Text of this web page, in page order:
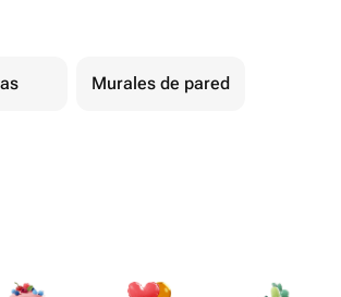
Murales de pared